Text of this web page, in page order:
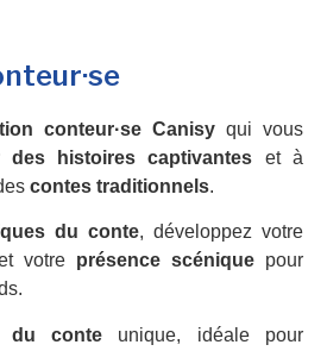
conteur·se Canisy qui vous
des histoires captivantes et à
contes traditionnels.
du conte, développez votre
votre présence scénique pour
du conte unique, idéale pour